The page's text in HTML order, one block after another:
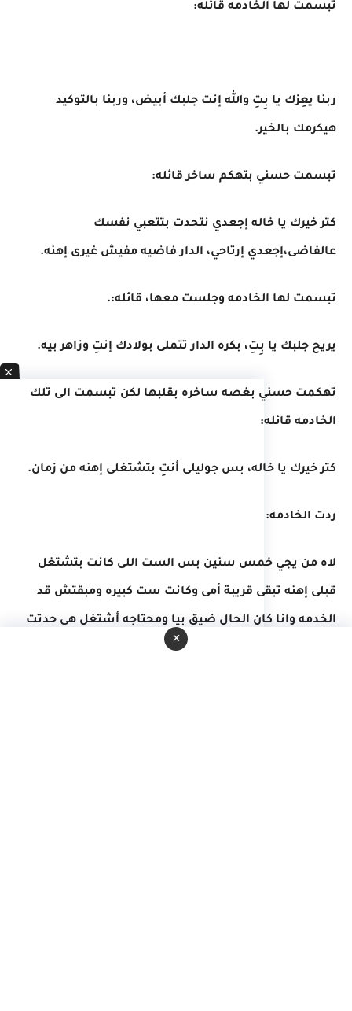
تبسمت لها الخادمه قائله:
ربنا يعِزك يا بِتِ والله إنت جلبك أبيض، وربنا بالتوكيد
هيكرمك بالخير.
تبسمت حسني بتهكم ساخر قائله:
كتر خيرك يا خاله إجعدي نتحدت بتتعبي نفسك
عالفاضى،إجعدي إرتاحي، الدار فاضيه مفيش غيرى إهنه.
تبسمت لها الخادمه وجلست معها، قائله:.
يريح جلبك يا بِتِ، بكره الدار تتملى بولادك إنتِ وزاهر بيه.
تهكمت حسني بغصه ساخره بقلبها لكن تبسمت الى تلك
الخادمه قائله:
كتر خيرك يا خاله، بس جوليلى أنتِ بتشتغلى إهنه من زمان.
ردت الخادمه:
لاه من يجي خمس سنين بس الست اللى كانت بتشتغل
قبلى إهنه تبقى قريبة أمى وكانت ست كبيره ومبقتش قد
الخدمه وانا كان الحال ضيق بيا ومحتاجه أشتغل هى حدتت
زاهر بيه عني وهو قلبه طيب قالها أجى أشتغل إهنه بالنهار
×